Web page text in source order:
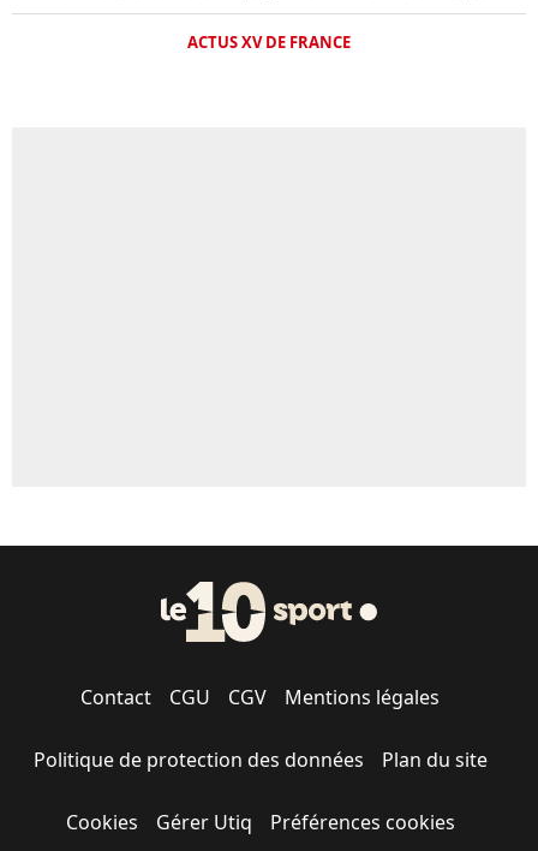
ACTUS XV DE FRANCE
Contact CGU CGV Mentions légales
Politique de protection des données Plan du site
Cookies Gérer Utiq Préférences cookies